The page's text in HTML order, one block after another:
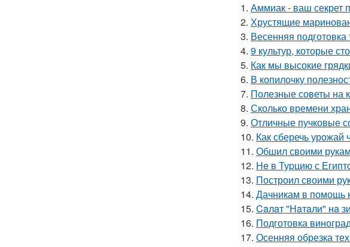
1. Аммиак - ваш секрет
2. Хрустящие
3. Весенняя
4. 9 культур, которые
5. Как мы высокие
6. В копилочку
7. Полезные советы на
8. Сколько времени
9. Отличные пучковые
10. Как сберечь урожай
11. Обшил своими
12. He в Туpцию с
13. Построил своими
14. Дачникам в помощь
15. Caлaт "Нaтaли" нa
16. Подготовка
17. Осенняя обрезка